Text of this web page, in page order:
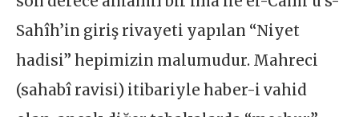
Sahîh’in giriş rivayeti yapılan “Niyet
hadisi” hepimizin malumudur. Mahreci
(sahabî ravisi) itibariyle haber-i vahid